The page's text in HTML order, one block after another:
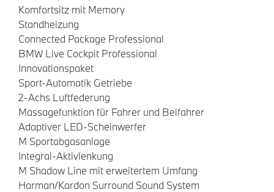
Komfortsitz mit Memory
Standheizung
Connected Package Professional
BMW Live Cockpit Professional
Innovationspaket
Sport-Automatik Getriebe
2-Achs Luftfederung
Massagefunktion für Fahrer und Beifahrer
Adaptiver LED-Scheinwerfer
M Sportabgasanlage
Integral-Aktivlenkung
M Shadow Line mit erweitertem Umfang
Harman/Kardon Surround Sound System